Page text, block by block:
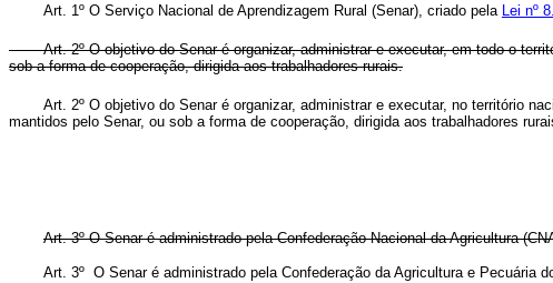
Art. 1º O Serviço Nacional de Aprendizagem Rural (Senar), criado pela Lei nº
Art. 2º O objetivo do Senar é organizar, administrar e executar, em todo o
sob a forma de cooperação, dirigida aos trabalhadores rurais.
Art. 2º O objetivo do Senar é organizar, administrar e executar, no território
mantidos pelo Senar, ou sob a forma de cooperação, dirigida aos
Art. 3º O Senar é administrado pela Confederação Nacional da Agricultura
Art. 3º O Senar é administrado pela Confederação da Agricultura e